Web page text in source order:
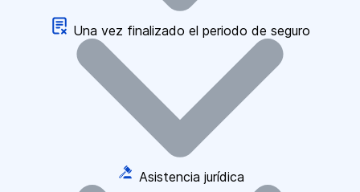
Una vez finalizado el periodo de seguro
Asistencia jurídica